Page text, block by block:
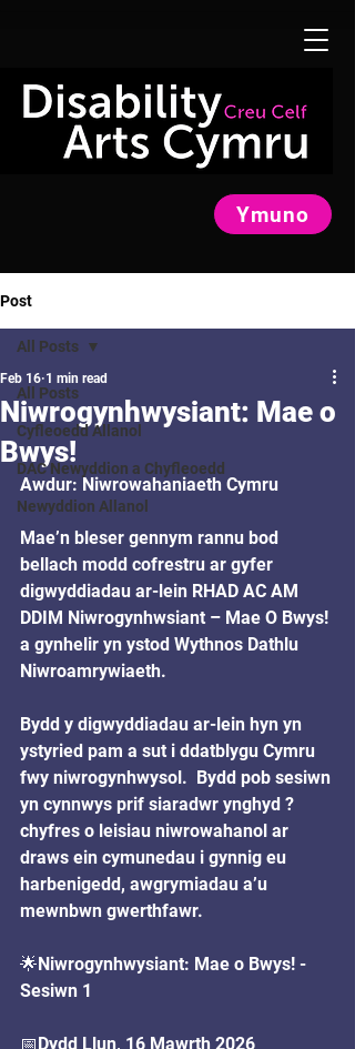
Ymuno
Post
All Posts
Cyfleoedd Allanol
DAC Newyddion a Chyfleoedd
Newyddion Allanol
All Posts
Niwrogynhwysiant: Mae o
Bwys!
Feb 16 1 min read
Awdur: Niwrowahaniaeth Cymru
Mae’n bleser gennym rannu bod
bellach modd cofrestru ar gyfer
digwyddiadau ar-lein RHAD AC AM
DDIM Niwrogynhwsiant – Mae O Bwys!
a gynhelir yn ystod Wythnos Dathlu
Niwroamrywiaeth.
Bydd y digwyddiadau ar-lein hyn yn
ystyried pam a sut i ddatblygu Cymru
fwy niwrogynhwysol.  Bydd pob sesiwn
yn cynnwys prif siaradwr ynghyd ?
chyfres o leisiau niwrowahanol ar
draws ein cymunedau i gynnig eu
harbenigedd, awgrymiadau a’u
mewnbwn gwerthfawr.
🌟Niwrogynhwysiant: Mae o Bwys! -
Sesiwn 1
📅Dydd Llun, 16 Mawrth 2026